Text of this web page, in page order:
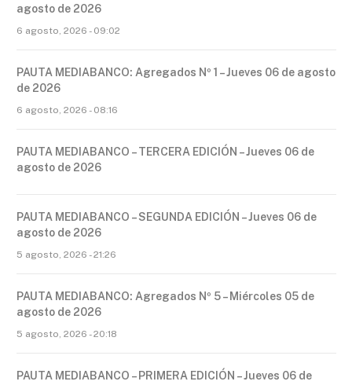
agosto de 2026
6 agosto, 2026 - 09:02
PAUTA MEDIABANCO: Agregados Nº 1 – Jueves 06 de agosto
de 2026
6 agosto, 2026 - 08:16
PAUTA MEDIABANCO – TERCERA EDICIÓN – Jueves 06 de
agosto de 2026
PAUTA MEDIABANCO – SEGUNDA EDICIÓN – Jueves 06 de
agosto de 2026
5 agosto, 2026 - 21:26
PAUTA MEDIABANCO: Agregados Nº 5 – Miércoles 05 de
agosto de 2026
5 agosto, 2026 - 20:18
PAUTA MEDIABANCO – PRIMERA EDICIÓN – Jueves 06 de